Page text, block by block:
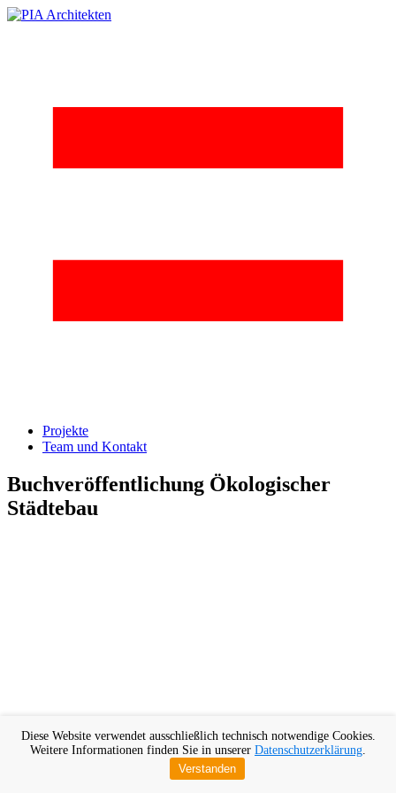
Projekte
Team und Kontakt
Buchveröffentlichung Ökologischer
Städtebau
Diese Website verwendet ausschließlich technisch notwendige Cookies.
Weitere Informationen finden Sie in unserer Datenschutzerklärung.
Verstanden